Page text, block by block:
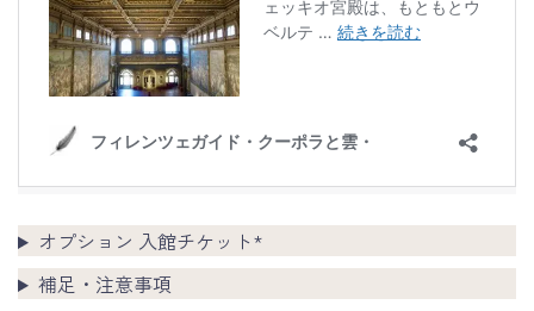
オプション 入館チケット*
補足・注意事項